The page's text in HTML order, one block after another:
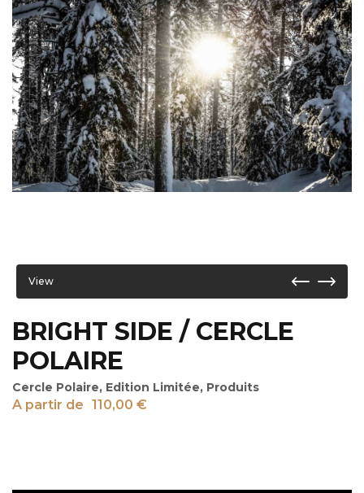
View
BRIGHT SIDE / CERCLE
POLAIRE
Cercle Polaire, Edition Limitée, Produits
A partir de 110,00 €